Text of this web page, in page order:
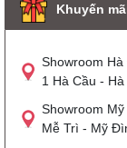
Khuyến
Showroom
1 Hà Cầu -
Showroom
Mễ Trì - Mỹ